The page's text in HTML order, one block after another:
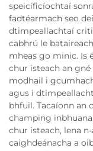
speicíficíochtaí
fadtéarmach seo
dtimpeallachtaí
cabhrú le
mheas go minic. Is
chur isteach an
modhail i
agus i
bhfuil. Tacaíonn an
champing
chur isteach, lena
caighdeánacha a